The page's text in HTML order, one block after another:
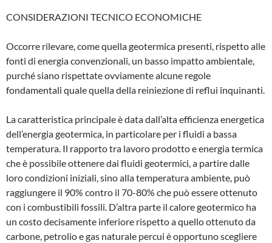
CONSIDERAZIONI TECNICO ECONOMICHE
Occorre rilevare, come quella geotermi­ca presenti, rispetto alle
fonti di energia convenzionali, un basso impatto ambien­tale,
purché siano rispettate ovviamente alcune regole
fondamentali quale quella della reiniezione di reflui inquinanti.
La caratteristica principale è data dall’al­ta efficienza energetica
dell’energia geo­termica, in particolare per i fluidi a bassa
temperatura. Il rapporto tra lavoro prodot­to e energia termica
che è possibile otte­nere dai fluidi geotermici, a partire dalle
loro condizioni iniziali, sino alla tempera­tura ambiente, può
raggiungere il 90% contro il 70-80% che può essere ottenu­to
con i combustibili fossili. D’altra parte il calore geotermico ha
un costo decisa­mente inferiore rispetto a quello ottenuto da
carbone, petrolio e gas naturale percui è opportuno scegliere